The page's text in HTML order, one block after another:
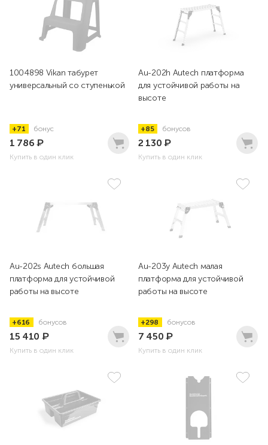
1004898 Vikan табурет
универсальный со ступенькой
+71 бонус
1 786₽
Купить в один клик
Au-202h Autech платформа
для устойчивой работы на
высоте
+85 бонусов
2 130₽
Купить в один клик
Au-202s Autech большая
платформа для устойчивой
работы на высоте
+616 бонусов
15 410 ₽
Купить в один клик
Au-203y Autech малая
платформа для устойчивой
работы на высоте
+298 бонусов
7 450₽
Купить в один клик